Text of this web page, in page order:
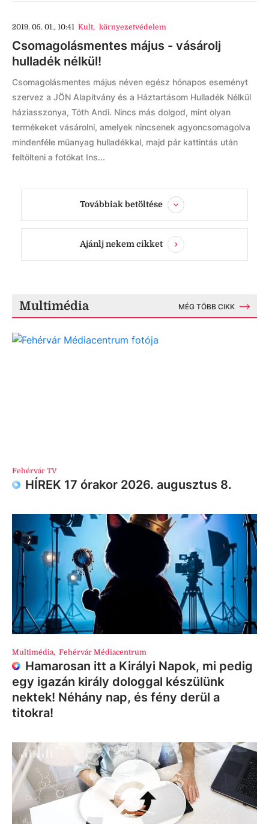
2019. 05. 01., 10:41 Kult, környezetvédelem
Csomagolásmentes május - vásárolj
hulladék nélkül!
Csomagolásmentes május néven egész hónapos eseményt
szervez a JÖN Alapítvány és a Háztartásom Hulladék Nélkül
háziasszonya, Tóth Andi. Nincs más dolgod, mint olyan
termékeket vásárolni, amelyek nincsenek agyoncsomagolva
mindenféle műanyag hulladékkal, majd pár kattintás után
feltölteni a fotókat Ins...
Továbbiak betöltése
Ajánlj nekem cikket
Multimédia MÉG TÖBB CIKK
Fehérvár TV
HÍREK 17 órakor 2026. augusztus 8.
Multimédia, Fehérvár Médiacentrum
Hamarosan itt a Királyi Napok, mi pedig
egy igazán király dologgal készülünk
nektek! Néhány nap, és fény derül a
titokra!